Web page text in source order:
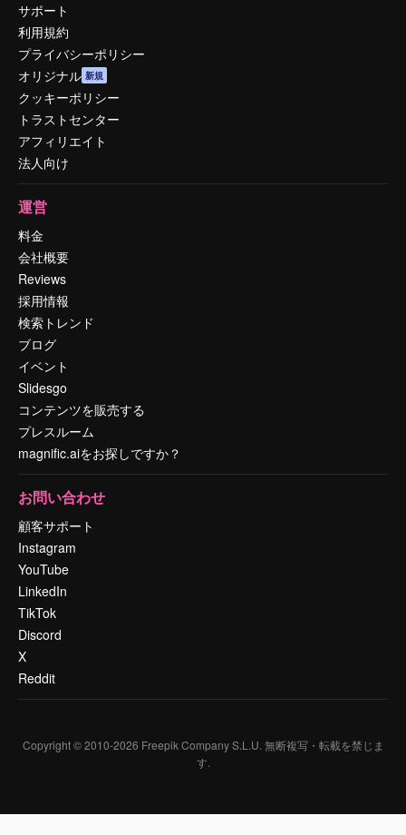
サポート
利用規約
プライバシーポリシー
オリジナル 新規
クッキーポリシー
トラストセンター
アフィリエイト
法人向け
運営
料金
会社概要
Reviews
採用情報
検索トレンド
ブログ
イベント
Slidesgo
コンテンツを販売する
プレスルーム
magnific.aiをお探しですか？
お問い合わせ
顧客サポート
Instagram
YouTube
LinkedIn
TikTok
Discord
X
Reddit
Copyright © 2010-2026 Freepik Company S.L.U. 無断複写・転載を禁じま
す.